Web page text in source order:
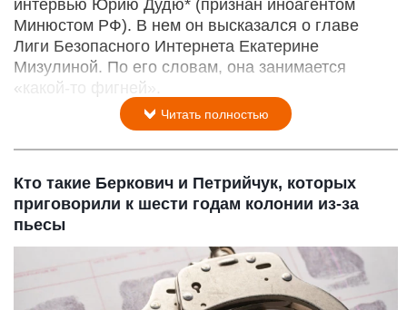
интервью Юрию Дудю* (признан иноагентом
Минюстом РФ). В нем он высказался о главе
Лиги Безопасного Интернета Екатерине
Мизулиной. По его словам, она занимается
«какой-то фигней».
Читать полностью
Кто такие Беркович и Петрийчук, которых
приговорили к шести годам колонии из-за
пьесы